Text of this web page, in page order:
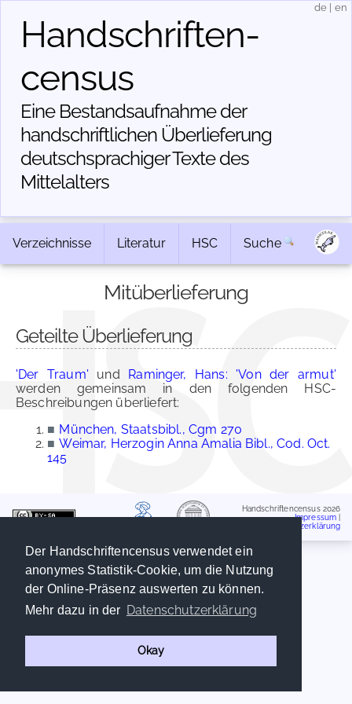
Der Handschriftencensus verwendet ein
anonymes Statistik-Cookie, um die Nutzung
der Online-Präsenz auswerten zu können.
Mehr dazu in der Datenschutzerklärung
Okay
Handschriften­
census
Eine Bestandsaufnahme der
handschriftlichen Über­lieferung
deutschsprachiger Texte des
Mittelalters
de en
Verzeichnisse Literatur HSC Suche
Mitüberlieferung
Geteilte Überlieferung
'Der Traum' und Raminger, Hans: 'Von der armut'
werden gemeinsam in den folgenden HSC-
Beschreibungen überliefert:
■ München, Staatsbibl., Cgm 270
■ Weimar, Herzogin Anna Amalia Bibl., Cod. Oct.
145
Handschriftencensus 2026
Impressum
Datenschutzerklärung